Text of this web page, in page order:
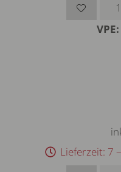
Lieferzeit: 7